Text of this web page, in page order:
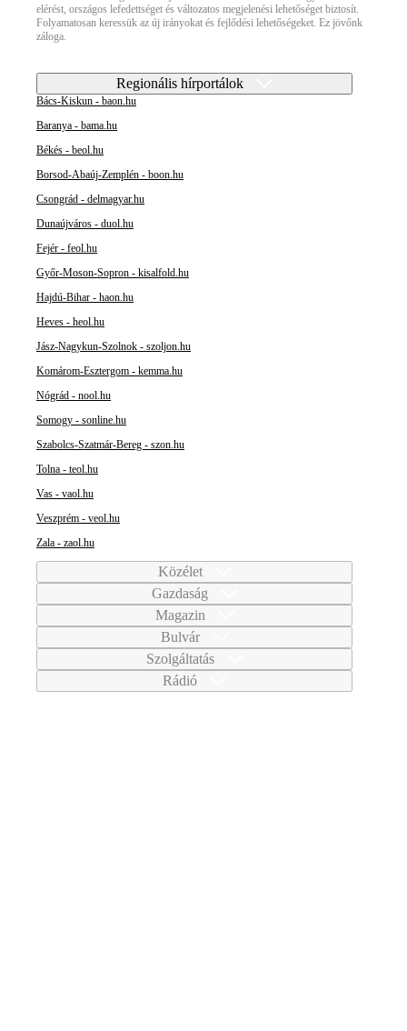
elérést, országos lefedettséget és változatos megjelenési lehetőséget biztosít.
Folyamatosan keressük az új irányokat és fejlődési lehetőségeket. Ez jövőnk
záloga.
Regionális hírportálok
Bács-Kiskun - baon.hu
Baranya - bama.hu
Békés - beol.hu
Borsod-Abaúj-Zemplén - boon.hu
Csongrád - delmagyar.hu
Dunaújváros - duol.hu
Fejér - feol.hu
Győr-Moson-Sopron - kisalfold.hu
Hajdú-Bihar - haon.hu
Heves - heol.hu
Jász-Nagykun-Szolnok - szoljon.hu
Komárom-Esztergom - kemma.hu
Nógrád - nool.hu
Somogy - sonline.hu
Szabolcs-Szatmár-Bereg - szon.hu
Tolna - teol.hu
Vas - vaol.hu
Veszprém - veol.hu
Zala - zaol.hu
Közélet
Gazdaság
Magazin
Bulvár
Szolgáltatás
Rádió